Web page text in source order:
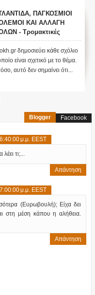
Ο ΟΜΗΡΟΣ ΠΙΣΤΕΥΕΙ
ΠΟΥΤΙΝ ; ΑΝΕΞΗΓΗΤΗ
ΠΡΟΠΑΓΑΝΔΑ ΥΠΕΡ ΤΟΥ
ΠΟΥΤΙΝ;
ΑΝΕΞΗΓΗΤΗ ΠΡΟΠΑΓΑΝΔΑ
ΥΠΕΡ ΤΟΥ ΠΟΥΤΙΝ; ΕΙΝΑΙ
ΜΕΓΑΛΗ ΠΑΓΙΔΑ; Τι κρύβεται
Blogger Facebook
μ.μ. EEST
τι;...
Απάντηση
μ.μ. EEST
(Ευρωβουλή); Είχα δει
στη μέση κάπου η αλήθεια.
Απάντηση